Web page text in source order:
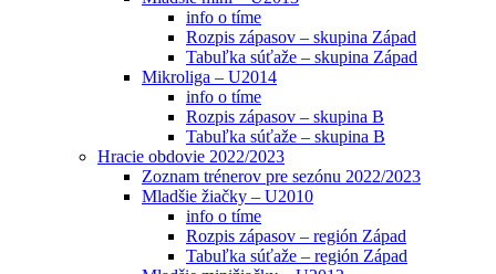
info o tíme
Rozpis zápasov – skupina Západ
Tabuľka súťaže – skupina Západ
Mikroliga – U2014
info o tíme
Rozpis zápasov – skupina B
Tabuľka súťaže – skupina B
Hracie obdovie 2022/2023
Zoznam trénerov pre sezónu 2022/2023
Mladšie žiačky – U2010
info o tíme
Rozpis zápasov – región Západ
Tabuľka súťaže – región Západ